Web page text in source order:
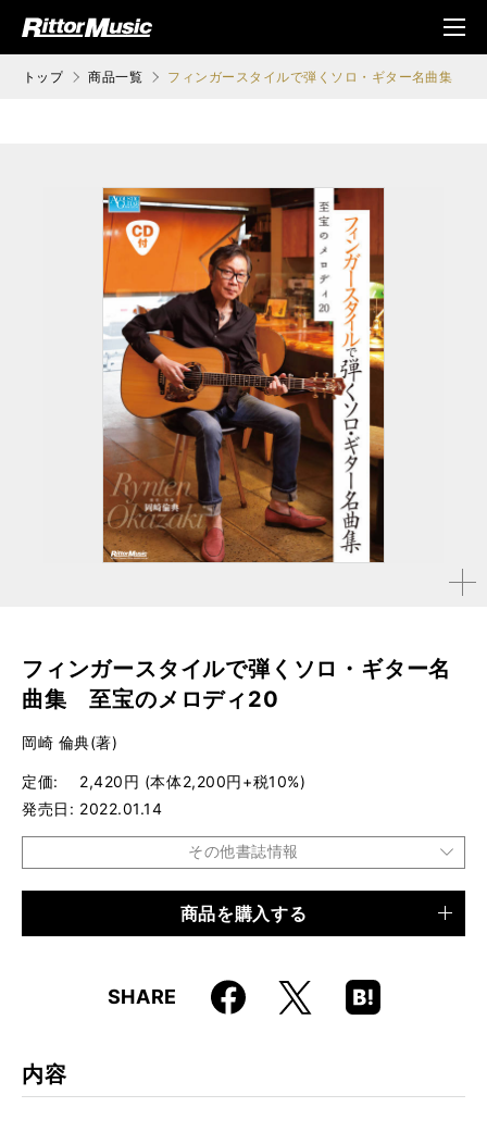
ジック (Rittor Musi
メニ
ュ
トップ 商品一覧 フィンガースタイルで弾くソロ・ギター名曲集 至
拡大す
フィンガースタイルで弾くソロ・ギター名
曲集 至宝のメロディ20
岡崎 倫典(著)
定価
2,420円 (本体2,200円+税10%)
発売日
2022.01.14
その他書誌情報
9784845637164
商品を購入する
SHARE Faceboo
k
X
Hatena
Boo
内容